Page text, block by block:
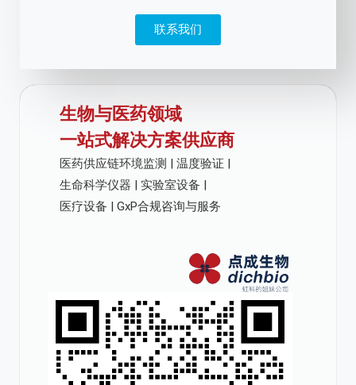
联系我们
生物与医药领域
一站式解决方案供应商
医药供应链环境监测 | 温度验证 |
生命科学仪器 | 实验室设备 |
医疗设备 | GxP合规咨询与服务